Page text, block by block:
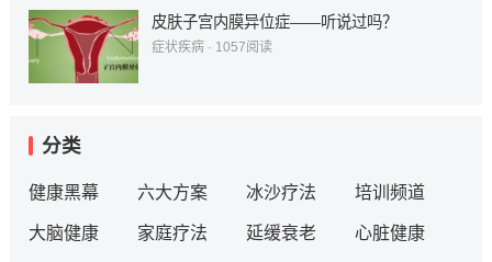
皮肤子宫内膜异位症——听说过吗？
症状疾病· 1057阅读
分类
健康黑幕 六大方案 冰沙疗法 培训频道
大脑健康 家庭疗法 延缓衰老 心脏健康